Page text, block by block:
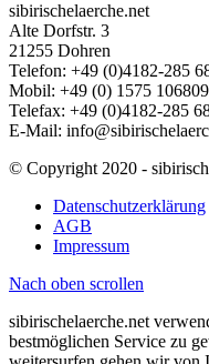
sibirischelaerche.net
Alte Dorfstr. 3
21255 Dohren
Telefon: +49 (0)4182-285
Mobil: +49 (0) 1575
Telefax: +49 (0)4182-285
E-Mail:
© Copyright 2020 -
Datenschutzerklärung
AGB
Impressum
Nach oben scrollen
sibirischelaerche.net
bestmöglichen Service zu